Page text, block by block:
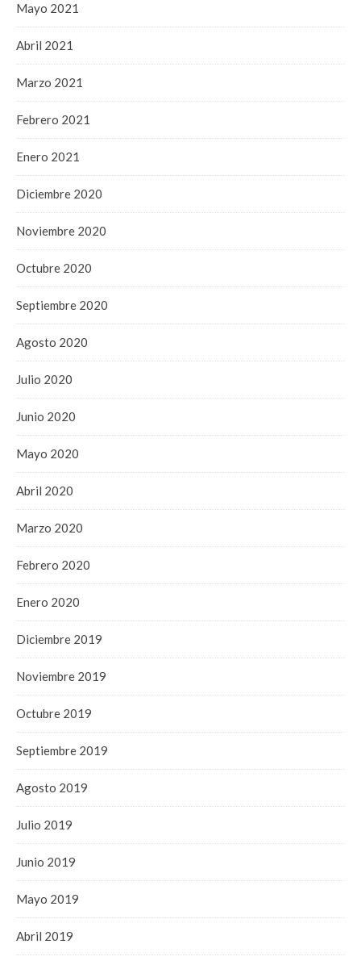
Mayo 2021
Abril 2021
Marzo 2021
Febrero 2021
Enero 2021
Diciembre 2020
Noviembre 2020
Octubre 2020
Septiembre 2020
Agosto 2020
Julio 2020
Junio 2020
Mayo 2020
Abril 2020
Marzo 2020
Febrero 2020
Enero 2020
Diciembre 2019
Noviembre 2019
Octubre 2019
Septiembre 2019
Agosto 2019
Julio 2019
Junio 2019
Mayo 2019
Abril 2019